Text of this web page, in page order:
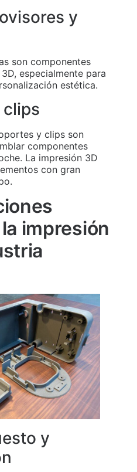
y
son componentes
especialmente para
estética.
clips
y clips son
componentes
La impresión 3D
con gran
impresión
y